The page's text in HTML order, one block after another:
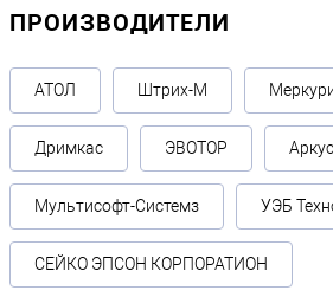
ПРОИЗВОДИТЕЛИ
АТОЛ Штрих-М
Дримкас ЭВОТОР
Мультисофт-Системз УЭБ
СЕЙКО ЭПСОН КОРПОРАТИОН